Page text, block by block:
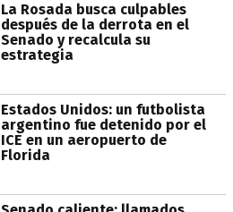
La Rosada busca culpables
después de la derrota en el
Senado y recalcula su
estrategia
Estados Unidos: un futbolista
argentino fue detenido por el
ICE en un aeropuerto de
Florida